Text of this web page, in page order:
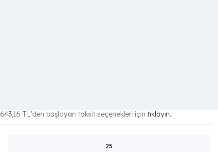
643,16 TL'den başlayan taksit seçenekleri için tıklayın.
25